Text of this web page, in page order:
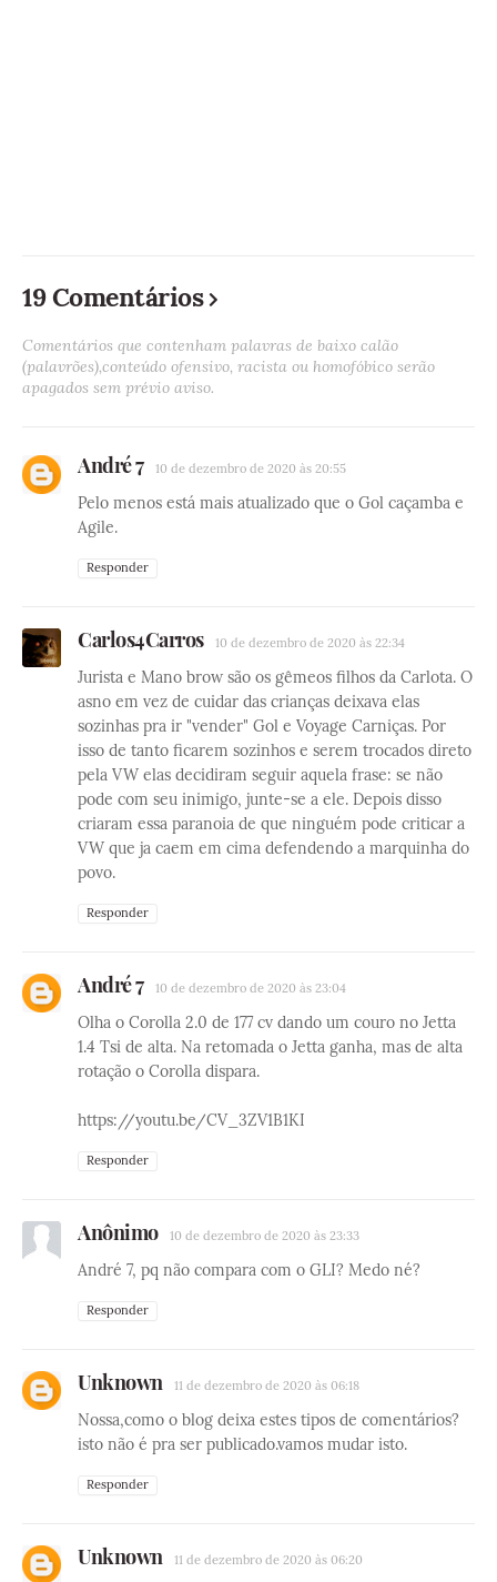
19 Comentários
Comentários que contenham palavras de baixo calão
(palavrões),conteúdo ofensivo, racista ou homofóbico serão
apagados sem prévio aviso.
André 7 10 de dezembro de 2020 às 20:55
Pelo menos está mais atualizado que o Gol caçamba e
Agile.
Responder
Carlos4Carros 10 de dezembro de 2020 às 22:34
Jurista e Mano brow são os gêmeos filhos da Carlota. O
asno em vez de cuidar das crianças deixava elas
sozinhas pra ir "vender" Gol e Voyage Carniças. Por
isso de tanto ficarem sozinhos e serem trocados direto
pela VW elas decidiram seguir aquela frase: se não
pode com seu inimigo, junte-se a ele. Depois disso
criaram essa paranoia de que ninguém pode criticar a
VW que ja caem em cima defendendo a marquinha do
povo.
Responder
André 7 10 de dezembro de 2020 às 23:04
Olha o Corolla 2.0 de 177 cv dando um couro no Jetta
1.4 Tsi de alta. Na retomada o Jetta ganha, mas de alta
rotação o Corolla dispara.
https://youtu.be/CV_3ZV1B1KI
Responder
Anônimo 10 de dezembro de 2020 às 23:33
André 7, pq não compara com o GLI? Medo né?
Responder
Unknown 11 de dezembro de 2020 às 06:18
Nossa,como o blog deixa estes tipos de comentários?
isto não é pra ser publicado.vamos mudar isto.
Responder
Unknown 11 de dezembro de 2020 às 06:20